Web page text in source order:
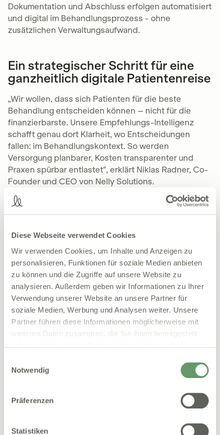
Diese Webseite verwendet Cookies
Wir verwenden Cookies, um Inhalte und Anzeigen zu
personalisieren, Funktionen für soziale Medien anbieten
zu können und die Zugriffe auf unsere Website zu
analysieren. Außerdem geben wir Informationen zu Ihrer
Verwendung unserer Website an unsere Partner für
soziale Medien, Werbung und Analysen weiter. Unsere
Partner führen diese Informationen möglicherweise mit
weiteren Daten zusammen, die Sie ihnen bereitgestellt
haben oder die sie im Rahmen Ihrer Nutzung der Dienste
Notwendig
Präferenzen
Statistiken
Dokumentation und Abschluss erfolgen automatisiert
und digital im Behandlungsprozess - ohne
zusätzlichen Verwaltungsaufwand.
Ein strategischer Schritt für eine
ganzheitlich digitale Patientenreise
„Wir wollen, dass sich Patienten für die beste
Behandlung entscheiden können – nicht für die
finanzierbarste. Unsere Empfehlungs-Intelligenz
schafft genau dort Klarheit, wo Entscheidungen
fallen: im Behandlungskontext. So werden
Versorgung planbarer, Kosten transparenter und
Praxen spürbar entlastet", erklärt Niklas Radner, Co-
Founder und CEO von Nelly Solutions.
Die Erweiterung durch das Produktangebot und das
Team von Privadent ist ein weiterer Schritt auf dem
entlang der gesamten Patientenreise zu reduzieren
Gesundheitsversorgung zu erleichtern.
Über Nelly Solutions
Nelly Solutions automatisiert administrative Prozesse
und Zahlungsflüsse im Gesundheitswesen und
schafft eine vollständig digitale Patientenreise - von
der Aufnahme bis zur Abrechnung. Das 2021
gegründete Berliner Unternehmen reduziert den
administrativen Aufwand für Praxen und verbessert
gleichzeitig das Patientenerlebnis sowie die
Die Plattform digitalisiert Patientendaten,
ermöglicht sichere, DSGVO-konforme Prozesse über